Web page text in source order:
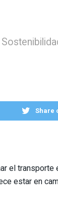
Share
el
estar en